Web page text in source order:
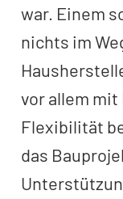
war. Einem
nichts im
vor allem
Flexibilität
das